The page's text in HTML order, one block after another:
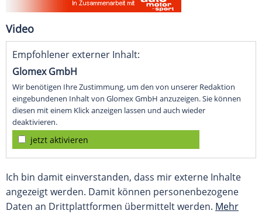
Video
Empfohlener externer Inhalt:
Glomex GmbH
Wir benötigen Ihre Zustimmung, um den von unserer Redaktion
eingebundenen Inhalt von Glomex GmbH anzuzeigen. Sie können
diesen mit einem Klick anzeigen lassen und auch wieder
deaktivieren.
jetzt aktivieren
Ich bin damit einverstanden, dass mir externe Inhalte
angezeigt werden. Damit können personenbezogene
Daten an Drittplattformen übermittelt werden. Mehr